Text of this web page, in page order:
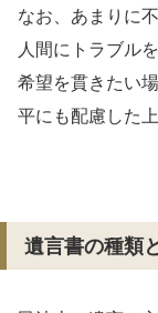
なお、あまりに
人間にトラブル
希望を貫きたい
平にも配慮した
遺言書の種類